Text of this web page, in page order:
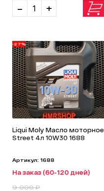
- +
-27%
Liqui Moly Масло моторное
Street 4л 10W30 1688
Артикул: 1688
На заказ (60-120 дней)
9 000 ₽